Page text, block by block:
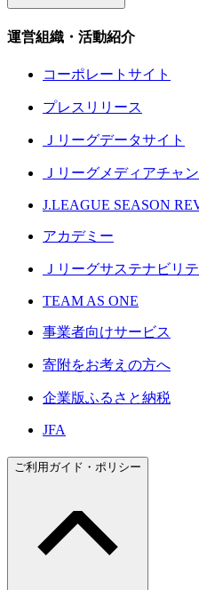
運営組織・活動紹介
コーポレートサイト
プレスリリース
Ｊリーグデータサイト
Ｊリーグメディアチャ
J.LEAGUE SEASON
アカデミー
Ｊリーグサステナビリ
TEAM AS ONE
事業者向けサービス
寄附をお考えの方へ
企業版ふるさと納税
JFA
ご利用ガイド・ポリシー